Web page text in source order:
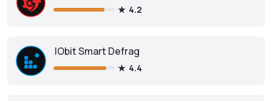
4.2
IObit Smart Defrag
4.4